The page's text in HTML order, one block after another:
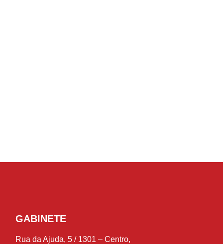
GABINETE
Rua da Ajuda, 5 / 1301 – Centro,